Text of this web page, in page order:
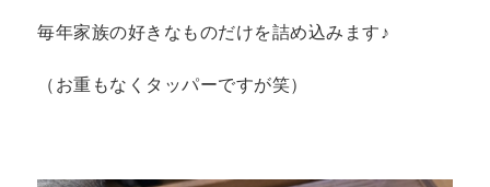
毎年家族の好きなものだけを詰め込みます♪
（お重もなくタッパーですが笑）